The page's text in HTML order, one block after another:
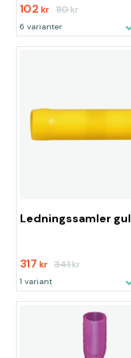
102 kr 110kr
6 varianter
Ledningssamler gul
317 kr 341kr
1 variant